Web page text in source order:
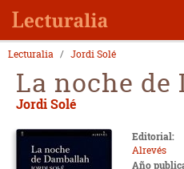
Lecturalia Jordi Solé
La noche de
Jordi Solé
Editorial:
Alrevés
Año